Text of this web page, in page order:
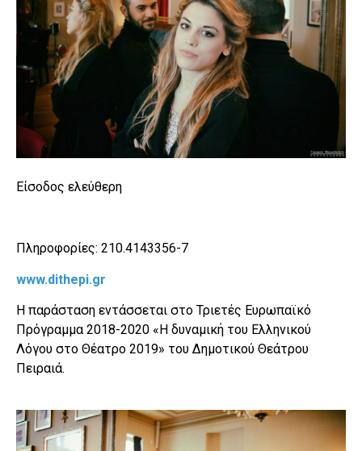
Είσοδος ελεύθερη
Πληροφορίες: 210.4143356-7
www.dithepi.gr
Η παράσταση εντάσσεται στο Τριετές Ευρωπαϊκό
Πρόγραμμα 2018-2020 «Η δυναμική του Ελληνικού
Λόγου στο Θέατρο 2019» του Δημοτικού Θεάτρου
Πειραιά.